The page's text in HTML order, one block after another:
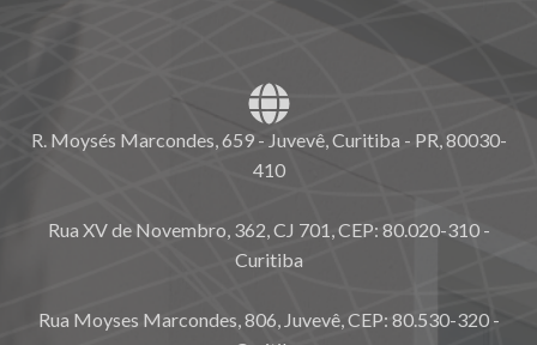
R. Moysés Marcondes, 659 - Juvevê, Curitiba - PR, 80030-
410
Rua XV de Novembro, 362, CJ 701, CEP: 80.020-310 -
Curitiba
Rua Moyses Marcondes, 806, Juvevê, CEP: 80.530-320 -